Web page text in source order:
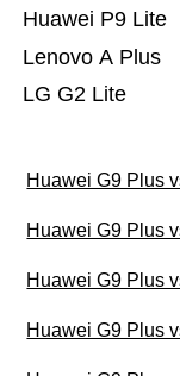
LG G2 Lite
Lenovo A Plus
Huawei P9 Lite
Huawei G9 Plus
Huawei G9 Plus
Huawei G9 Plus
Huawei G9 Plus